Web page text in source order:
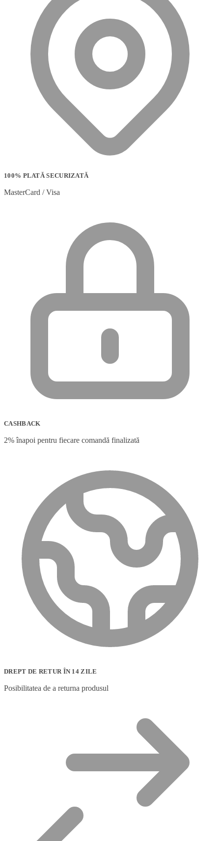
100% PLATĂ SECURIZATĂ
MasterCard / Visa
CASHBACK
2% înapoi pentru fiecare comandă finalizată
DREPT DE RETUR ÎN 14 ZILE
Posibilitatea de a returna produsul